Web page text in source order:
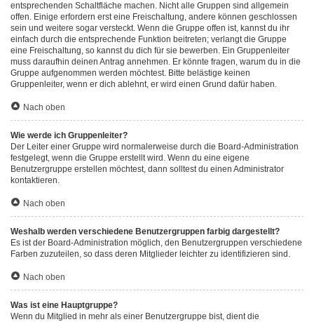
entsprechenden Schaltfläche machen. Nicht alle Gruppen sind allgemein
offen. Einige erfordern erst eine Freischaltung, andere können geschlossen
sein und weitere sogar versteckt. Wenn die Gruppe offen ist, kannst du ihr
einfach durch die entsprechende Funktion beitreten; verlangt die Gruppe
eine Freischaltung, so kannst du dich für sie bewerben. Ein Gruppenleiter
muss daraufhin deinen Antrag annehmen. Er könnte fragen, warum du in die
Gruppe aufgenommen werden möchtest. Bitte belästige keinen
Gruppenleiter, wenn er dich ablehnt, er wird einen Grund dafür haben.
Nach oben
Wie werde ich Gruppenleiter?
Der Leiter einer Gruppe wird normalerweise durch die Board-Administration
festgelegt, wenn die Gruppe erstellt wird. Wenn du eine eigene
Benutzergruppe erstellen möchtest, dann solltest du einen Administrator
kontaktieren.
Nach oben
Weshalb werden verschiedene Benutzergruppen farbig dargestellt?
Es ist der Board-Administration möglich, den Benutzergruppen verschiedene
Farben zuzuteilen, so dass deren Mitglieder leichter zu identifizieren sind.
Nach oben
Was ist eine Hauptgruppe?
Wenn du Mitglied in mehr als einer Benutzergruppe bist, dient die